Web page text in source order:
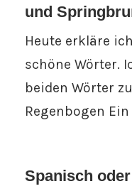
und
Heute erkläre
schöne Wörter.
beiden Wörter
Regenbogen Ein
Spanisch